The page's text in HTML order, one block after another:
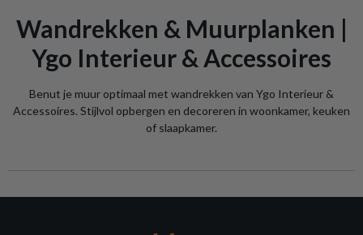
Wandrekken & Muurplanken |
Ygo Interieur & Accessoires
Benut je muur optimaal met wandrekken van Ygo Interieur &
Accessoires. Stijlvol opbergen en decoreren in woonkamer, keuken
of slaapkamer.